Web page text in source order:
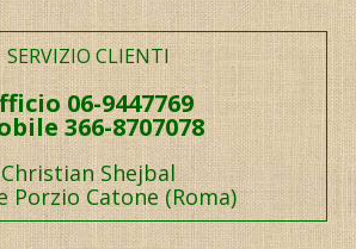
SERVIZIO CLIENTI
06-9447769
366-8707078
Christian Shejbal
Porzio Catone (Roma)